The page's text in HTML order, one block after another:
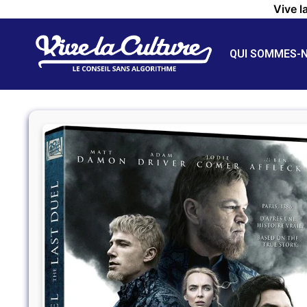
Vive
QUI SOMMES-